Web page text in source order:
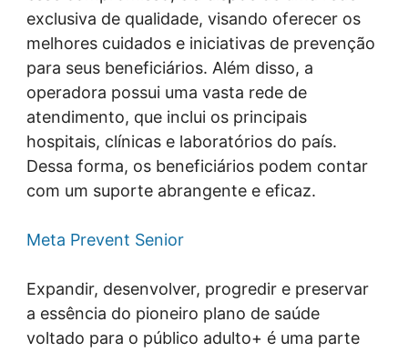
exclusiva de qualidade, visando oferecer os
melhores cuidados e iniciativas de prevenção
para seus beneficiários. Além disso, a
operadora possui uma vasta rede de
atendimento, que inclui os principais
hospitais, clínicas e laboratórios do país.
Dessa forma, os beneficiários podem contar
com um suporte abrangente e eficaz.
Meta Prevent Senior
Expandir, desenvolver, progredir e preservar
a essência do pioneiro plano de saúde
voltado para o público adulto+ é uma parte